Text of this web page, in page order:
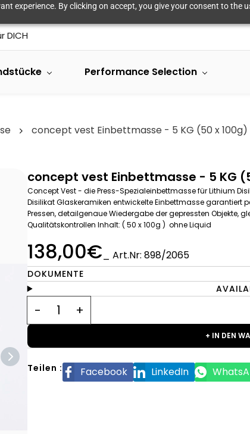
experience. By clicking on accept, you give your consent to the
DICH
Performance Selection
concept vest Einbettmasse - 5 KG (50 x 100g)
concept vest Einbettmasse - 5 KG
Concept Vest - die Press-Spezialeinbettmasse für Lithium
Disilikat Glaskeramiken entwickelte Einbettmasse garantiert
Pressen, detailgenaue Wiedergabe der gepressten Objekte,
Qualitätskontrollen Inhalt: ( 50 x 100g ) ohne Liquid
138,00€ _ Art.Nr: 898/2065
DOKUMENTE
+ IN DEN
Teilen : Facebook LinkedIn